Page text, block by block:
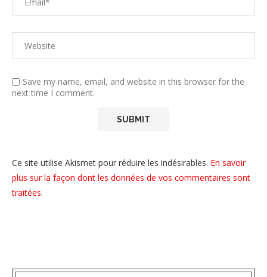
Save my name, email, and website in this browser for the
next time I comment.
Ce site utilise Akismet pour réduire les indésirables. En savoir
plus sur la façon dont les données de vos commentaires sont
traitées.